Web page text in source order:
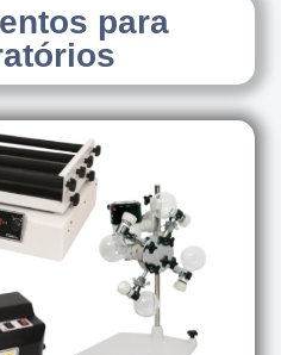
para
e orbitais
os modelos